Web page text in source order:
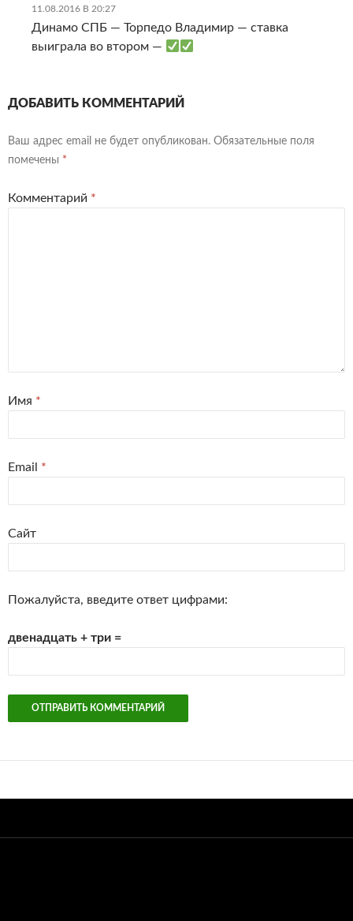
11.08.2016 В 20:27
Динамо СПБ — Торпедо Владимир — ставка
выиграла во втором —
ДОБАВИТЬ КОММЕНТАРИЙ
Ваш адрес email не будет опубликован. Обязательные поля
помечены *
Комментарий *
Имя *
Email *
Сайт
Пожалуйста, введите ответ цифрами:
двенадцать + три =